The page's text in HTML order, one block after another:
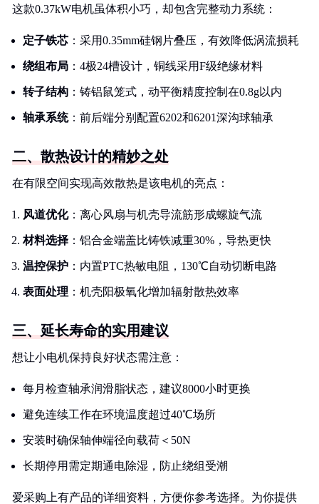
这款0.37kW电机虽体积小巧，却包含完整动力系统：
定子铁芯 ：采用0.35mm硅钢片叠压，有效降低涡流损耗
绕组布局 ：4极24槽设计，铜线采用F级绝缘材料
转子结构 ：铸铝鼠笼式，动平衡精度控制在0.8g以内
轴承系统：前后端分别配置6202和6201深沟球轴承
二、散热设计的精妙之处
在有限空间实现高效散热是该电机的亮点：
风道优化：离心风扇与机壳导流筋形成螺旋气流
材料选择 ：铝合金端盖比铸铁减重30%，导热更快
温控保护 ：内置PTC热敏电阻，130℃自动切断电路
表面处理 ：机壳阳极氧化增加辐射散热效率
三、延长寿命的实用建议
想让小电机保持良好状态需注意：
每月检查轴承润滑脂状态，建议8000小时更换
避免连续工作在环境温度超过40℃场所
安装时确保轴伸端径向载荷＜50N
长期停用需定期通电除湿，防止绕组受潮
爱采购上有产品的详细资料，方便你参考选择。为你提供